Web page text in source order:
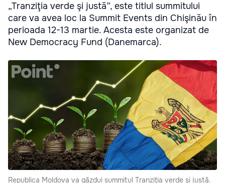
„Tranziţia verde şi justă”, este titlul summitului
care va avea loc la Summit Events din Chişinău în
perioada 12-13 martie. Acesta este organizat de
New Democracy Fund (Danemarca).
Republica Moldova va găzdui summitul Tranziţia verde şi justă.